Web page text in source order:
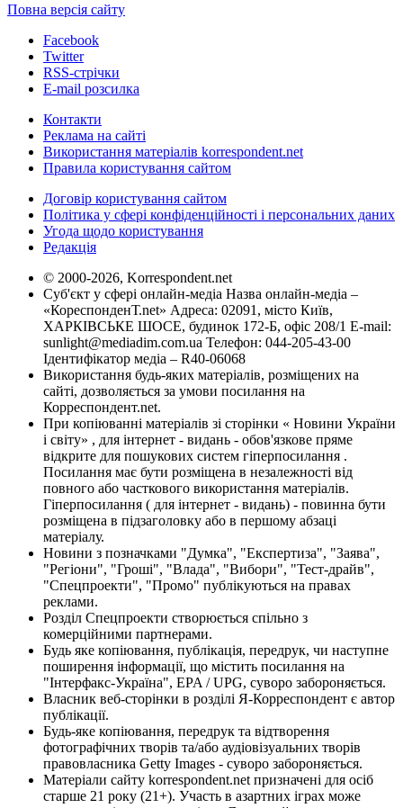
Повна версія сайту
Facebook
Twitter
RSS-стрічки
E-mail розсилка
Контакти
Реклама на сайті
Використання матеріалів korrespondent.net
Правила користування сайтом
Договір користування сайтом
Політика у сфері конфіденційності і персональних даних
Угода щодо користування
Редакція
© 2000-2026, Korrespondent.net
Суб'єкт у сфері онлайн-медіа Назва онлайн-медіа –
«КореспонденТ.net» Адреса: 02091, місто Київ,
ХАРКІВСЬКЕ ШОСЕ, будинок 172-Б, офіс 208/1 E-mail:
sunlight@mediadim.com.ua Телефон: 044-205-43-00
Ідентифікатор медіа – R40-06068
Використання будь-яких матеріалів, розміщених на
сайті, дозволяється за умови посилання на
Корреспондент.net.
При копіюванні матеріалів зі сторінки « Новини України
і світу» , для інтернет - видань - обов'язкове пряме
відкрите для пошукових систем гіперпосилання .
Посилання має бути розміщена в незалежності від
повного або часткового використання матеріалів.
Гіперпосилання ( для інтернет - видань) - повинна бути
розміщена в підзаголовку або в першому абзаці
матеріалу.
Новини з позначками "Думка", "Експертиза", "Заява",
"Регіони", "Гроші", "Влада", "Вибори", "Тест-драйв",
"Спецпроекти", "Промо" публікуються на правах
реклами.
Розділ Спецпроекти створюється спільно з
комерційними партнерами.
Будь яке копіювання, публікація, передрук, чи наступне
поширення інформації, що містить посилання на
"Інтерфакс-Україна", EPA / UPG, суворо забороняється.
Власник веб-сторінки в розділі Я-Корреспондент є автор
публікації.
Будь-яке копіювання, передрук та відтворення
фотографічних творів та/або аудіовізуальних творів
правовласника Getty Images - суворо забороняється.
Матеріали сайту korrespondent.net призначені для осіб
старше 21 року (21+). Участь в азартних іграх може